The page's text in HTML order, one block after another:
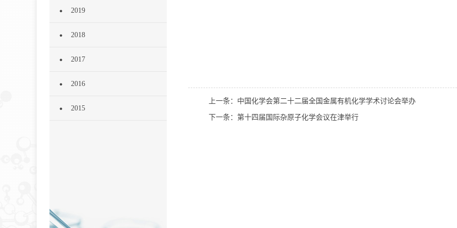
2019
2018
2017
2016
2015
上一条：中国化学会第二十二届全国金属有机化学学术讨论会举办
下一条：第十四届国际杂原子化学会议在津举行